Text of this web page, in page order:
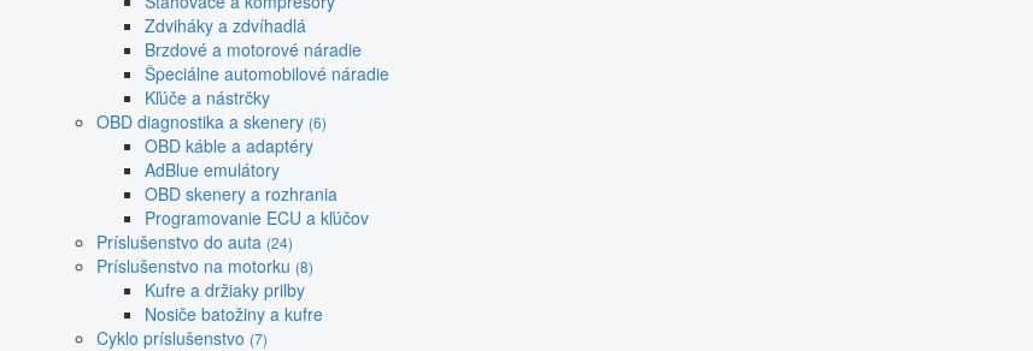
Zdviháky a zdvíhadlá
Brzdové a motorové náradie
Špeciálne automobilové náradie
Kľúče a nástrčky
OBD diagnostika a skenery (6)
OBD káble a adaptéry
AdBlue emulátory
OBD skenery a rozhrania
Programovanie ECU a kľúčov
Príslušenstvo do auta (24)
Príslušenstvo na motorku (8)
Kufre a držiaky prilby
Nosiče batožiny a kufre
Cyklo príslušenstvo (7)